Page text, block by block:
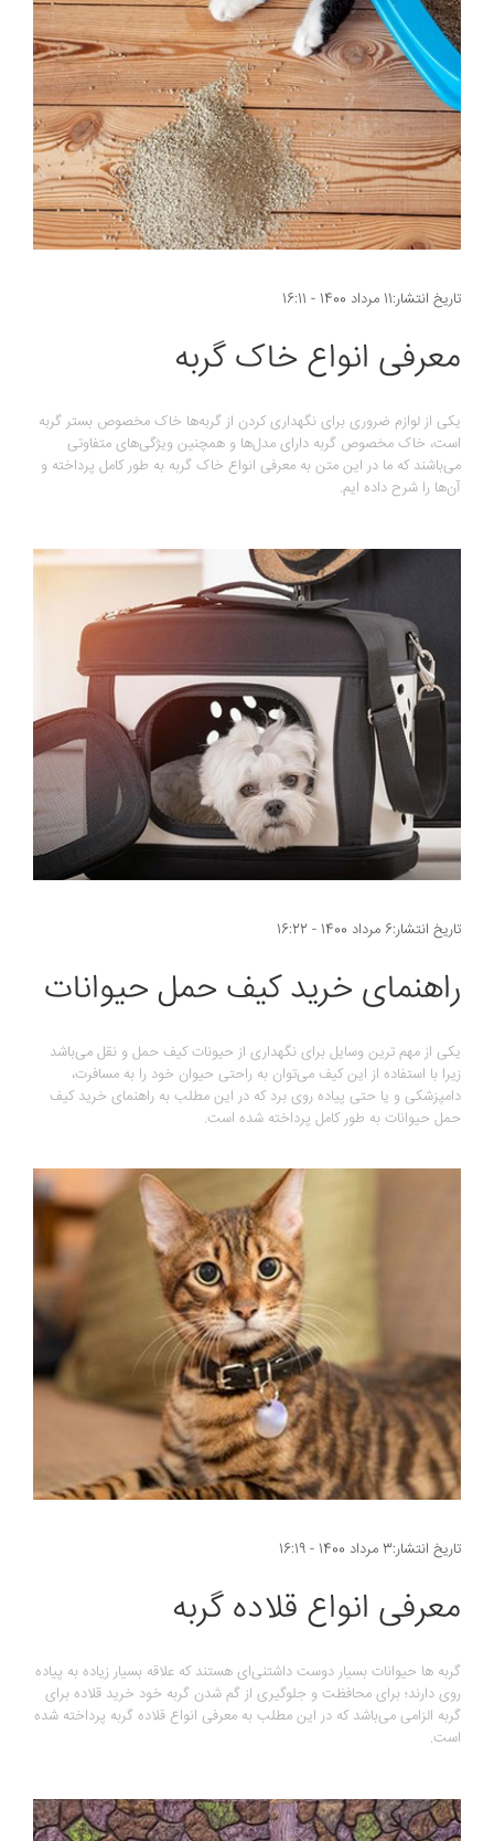
تاریخ انتشار:11 مرداد 1400 - 16:11
معرفی انواع خاک گربه
یکی از لوازم ضروری برای نگهداری کردن از گربه‌ها خاک مخصوص بستر گربه
است، خاک مخصوص گربه دارای مدل‌ها و همچنین ویژگی‌های متفاوتی
می‌باشند که ما در این متن به معرفی انواع خاک گربه به طور کامل پرداخته و
آن‌ها را شرح داده ایم.
تاریخ انتشار:6 مرداد 1400 - 16:22
راهنمای خرید کیف حمل حیوانات
یکی از مهم ترین وسایل برای نگهداری از حیونات کیف حمل و نقل می‌باشد
زیرا با استفاده از این کیف می‌توان به راحتی حیوان خود را به مسافرت،
دامپزشکی و یا حتی پیاده روی برد که در این مطلب به راهنمای خرید کیف
حمل حیوانات به طور کامل پرداخته شده است.
تاریخ انتشار:3 مرداد 1400 - 16:19
معرفی انواع قلاده گربه
گربه ها حیوانات بسیار دوست داشتنی‌ای هستند که علاقه بسیار زیاده به پیاده
روی دارند؛ برای محافظت و جلوگیری از گم شدن گربه خود خرید قلاده برای
گربه الزامی می‌باشد که در این مطلب به معرفی انواع قلاده گربه پرداخته شده
است.